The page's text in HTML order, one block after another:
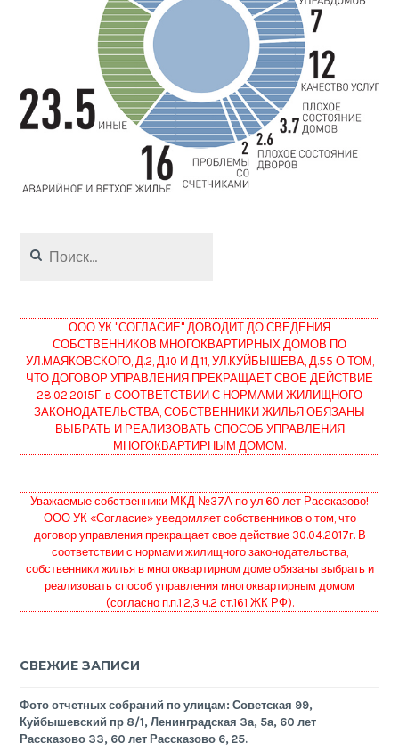
ООО УК "СОГЛАСИЕ" ДОВОДИТ ДО СВЕДЕНИЯ
СОБСТВЕННИКОВ МНОГОКВАРТИРНЫХ ДОМОВ ПО
УЛ.МАЯКОВСКОГО, Д.2, Д.10 И Д.11, УЛ.КУЙБЫШЕВА, Д.55 О ТОМ,
ЧТО ДОГОВОР УПРАВЛЕНИЯ ПРЕКРАЩАЕТ СВОЕ ДЕЙСТВИЕ
28.02.2015Г. в СООТВЕТСТВИИ С НОРМАМИ ЖИЛИЩНОГО
ЗАКОНОДАТЕЛЬСТВА, СОБСТВЕННИКИ ЖИЛЬЯ ОБЯЗАНЫ
ВЫБРАТЬ И РЕАЛИЗОВАТЬ СПОСОБ УПРАВЛЕНИЯ
МНОГОКВАРТИРНЫМ ДОМОМ.
Уважаемые собственники МКД №37А по ул.60 лет Рассказово!
ООО УК «Согласие» уведомляет собственников о том, что
договор управления прекращает свое действие 30.04.2017г. В
соответствии с нормами жилищного законодательства,
собственники жилья в многоквартирном доме обязаны выбрать и
реализовать способ управления многоквартирным домом
(согласно п.п.1,2,3 ч.2 ст.161 ЖК РФ).
СВЕЖИЕ ЗАПИСИ
Фото отчетных собраний по улицам: Советская 99,
Куйбышевский пр 8/1, Ленинградская 3а, 5а, 60 лет
Рассказово 33, 60 лет Рассказово 6, 25.